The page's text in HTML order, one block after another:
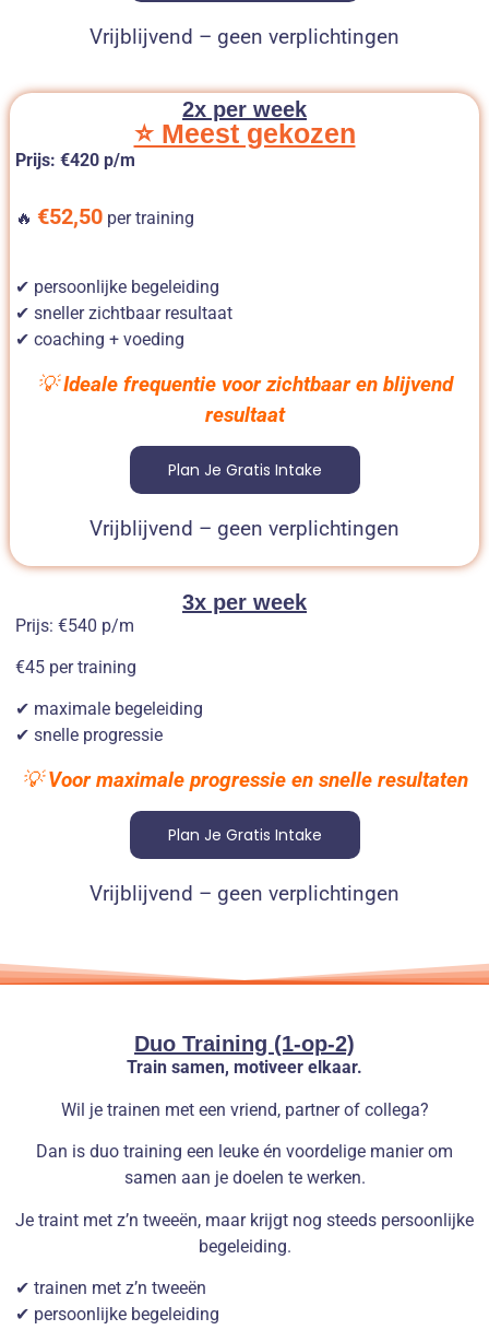
Vrijblijvend – geen verplichtingen
2x per week
⭐ Meest gekozen
Prijs: €420 p/m
🔥 €52,50 per training
✔ persoonlijke begeleiding
✔ sneller zichtbaar resultaat
✔ coaching + voeding
💡Ideale frequentie voor zichtbaar en blijvend
resultaat
Plan Je Gratis Intake
Vrijblijvend – geen verplichtingen
3x per week
Prijs: €540 p/m
€45 per training
✔ maximale begeleiding
✔ snelle progressie
💡Voor maximale progressie en snelle resultaten
Plan Je Gratis Intake
Vrijblijvend – geen verplichtingen
Duo Training (1-op-2)
Train samen, motiveer elkaar.
Wil je trainen met een vriend, partner of collega?
Dan is duo training een leuke én voordelige manier om
samen aan je doelen te werken.
Je traint met z’n tweeën, maar krijgt nog steeds persoonlijke
begeleiding.
✔ trainen met z’n tweeën
✔ persoonlijke begeleiding